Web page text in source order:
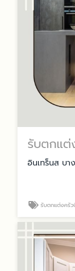
รับตกแ
อินเทร็นส บา
รับตกแต่งครั